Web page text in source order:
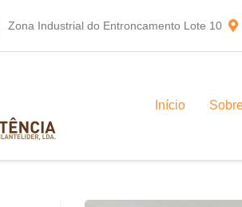
Zona Industrial do Entroncamento Lote 10
Início